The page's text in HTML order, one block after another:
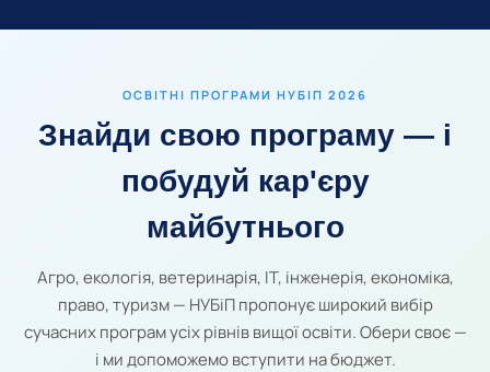
ОСВІТНІ ПРОГРАМИ НУБІП 2026
Знайди свою програму — і
побудуй кар'єру
майбутнього
Агро, екологія, ветеринарія, IT, інженерія, економіка,
право, туризм — НУБіП пропонує широкий вибір
сучасних програм усіх рівнів вищої освіти. Обери своє —
і ми допоможемо вступити на бюджет.